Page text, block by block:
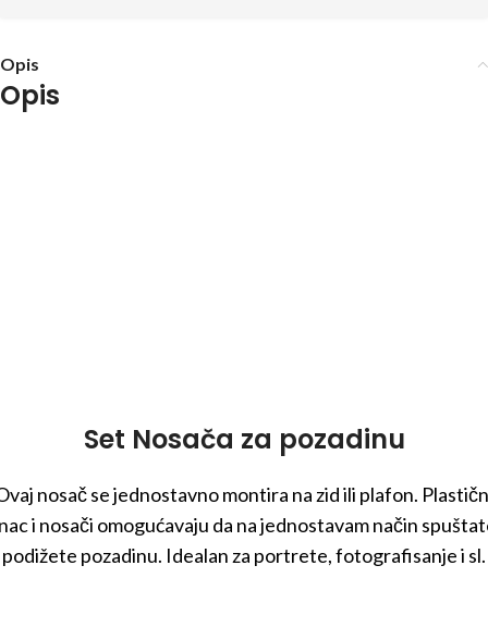
Opis
Opis
Set Nosača za pozadinu
nosač se jednostavno montira na zid ili plafon.
i nosači omogućavaju da na jednostavam način
podižete pozadinu. Idealan za portrete, fotografisanje i sl.